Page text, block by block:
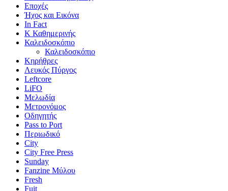
Εποχές
Ήχος και Εικόνα
In Fact
Κ Καθημερινής
Καλειδοσκόπιο
Καλειδοσκόπιο
Κηρήθρες
Λευκός Πύργος
Leftcore
LiFO
Μελωδία
Μετρονόμος
Οδηγητής
Pass to Port
Περιωδικό
City
City Free Press
Sunday
Fanzine Μύλου
Fresh
Fuit